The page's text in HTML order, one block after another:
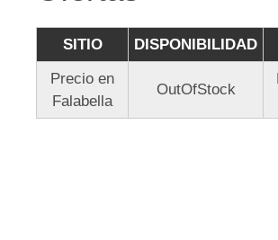
SITIO DISPONIBILIDAD
Precio en
Falabella
OutOfStock